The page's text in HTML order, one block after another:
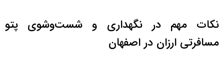
نکات مهم در نگهداری و شست‌وشوی پتو
مسافرتی ارزان در اصفهان